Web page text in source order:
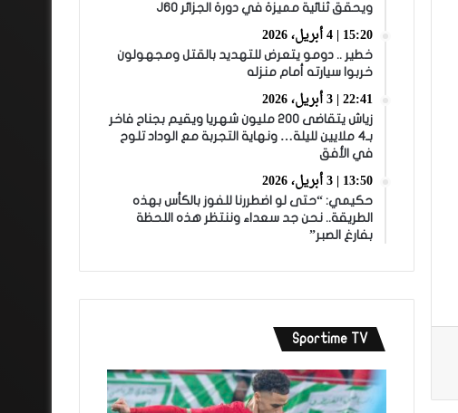
ويحقق ثنائية مميزة في دورة الجزائر J60
15:20 | 4 أبريل، 2026
خطير .. دومو يتعرض للتهديد بالقتل ومجهولون
خربوا سيارته أمام منزله
22:41 | 3 أبريل، 2026
زياش يتقاضى 200 مليون شهريا ويقيم بجناح فاخر
بـ4 ملايين لليلة… ونهاية التجربة مع الوداد تلوح
في الأفق
13:50 | 3 أبريل، 2026
حكيمي: “حتى لو اضطررنا للفوز بالكأس بهذه
الطريقة.. نحن جد سعداء وننتظر هذه اللحظة
بفارغ الصبر”
Sportime TV